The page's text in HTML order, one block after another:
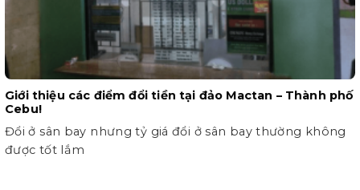
Giới thiệu các điểm đổi tiền tại đảo Mactan – Thành phố
Cebu!
Đổi ở sân bay nhưng tỷ giá đổi ở sân bay thường không
được tốt lắm